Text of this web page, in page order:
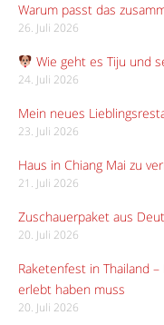
Warum passt das
26. Juli 2026
Wie geht es Tiju und
24. Juli 2026
Mein neues
23. Juli 2026
Haus in Chiang Mai zu
21. Juli 2026
Zuschauerpaket aus
20. Juli 2026
Raketenfest in Thailand
erlebt haben muss
20. Juli 2026